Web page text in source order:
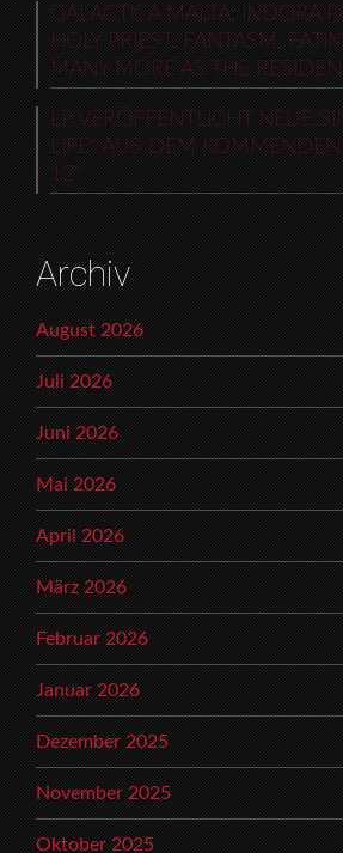
GALACTICA MALTA: INDORA
HOLY PRIEST, FANTASM,
MANY MORE AS THE
LP VERÖFFENTLICHT NEUE
LIFE“ AUS DEM
12“
Archiv
August 2026
Juli 2026
Juni 2026
Mai 2026
April 2026
März 2026
Februar 2026
Januar 2026
Dezember 2025
November 2025
Oktober 2025